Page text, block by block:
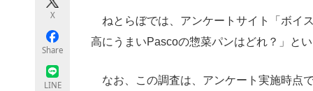
ちょっと気になるネットの話題
X
Share
LINE
ねとらぼでは、アンケートサイト「ボイ
高にうまいPascoの惣菜パンはどれ？」と
なお、この調査は、アンケート実施時点